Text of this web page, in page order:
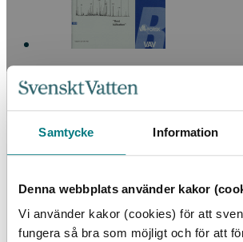
Samtycke Information
Denna webbplats använder kakor
Vi använder kakor (cookies) för att
fungera så bra som möjligt och för att
LÄS MER